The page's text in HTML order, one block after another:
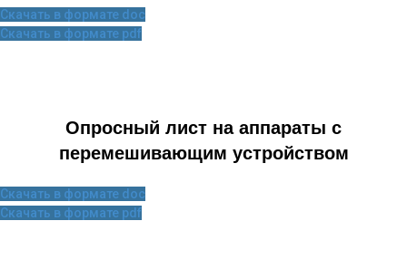
Скачать в формате doc
Скачать в формате pdf
Опросный лист на аппараты с
перемешивающим устройством
Скачать в формате doc
Скачать в формате pdf